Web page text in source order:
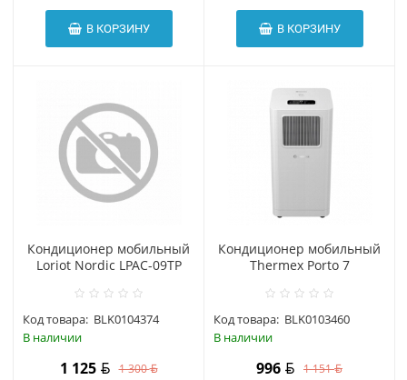
В КОРЗИНУ В КОРЗИНУ
Кондиционер мобильный
Loriot Nordic LPAC-09TP
Код товара: BLK0104374
В наличии
1 125 1 300
Кондиционер мобильный
Thermex Porto 7
Код товара: BLK0103460
В наличии
996 1 151